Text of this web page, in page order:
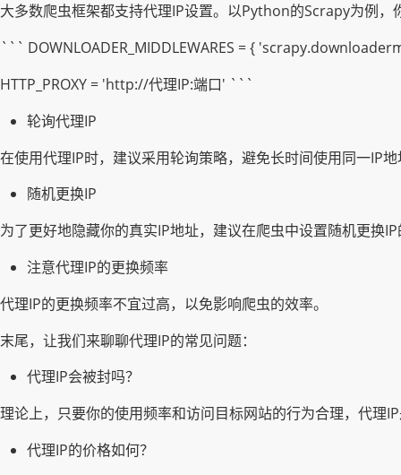
大多数爬虫框架都支持代理IP设置。以Python的Scrapy为例
``` DOWNLOADER_MIDDLEWARES = {
HTTP_PROXY = 'http://代理IP:端口' ```
轮询代理IP
在使用代理IP时，建议采用轮询策略，避免长时间使用同一IP
随机更换IP
为了更好地隐藏你的真实IP地址，建议在爬虫中设置随机更换
注意代理IP的更换频率
代理IP的更换频率不宜过高，以免影响爬虫的效率。
末尾，让我们来聊聊代理IP的常见问题：
代理IP会被封吗？
理论上，只要你的使用频率和访问目标网站的行为合理，代理
代理IP的价格如何？